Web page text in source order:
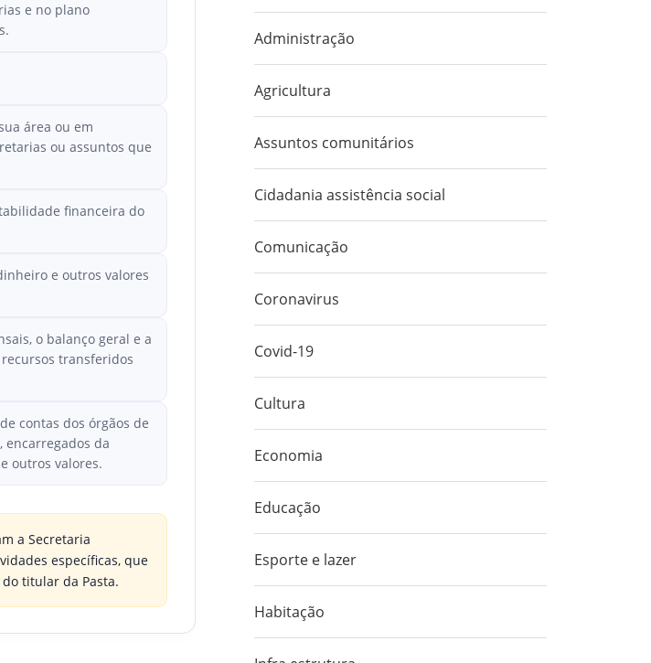
e no plano
área ou em
ou assuntos que
financeira do
e outros valores
o balanço geral e a
transferidos
contas dos órgãos de
da
outros valores.
a Secretaria
específicas, que
titular da Pasta.
Administração
Agricultura
Assuntos comunitários
Cidadania assistência social
Comunicação
Coronavirus
Covid-19
Cultura
Economia
Educação
Esporte e lazer
Habitação